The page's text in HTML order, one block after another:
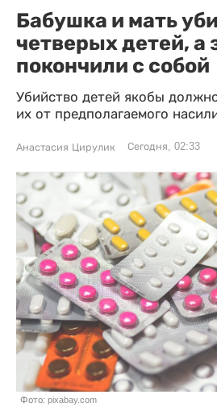
Бабушка и мать
четверых детей, а
покончили с собой
Убийство детей якобы
их от предполагаемого
Анастасия Цирулик Сегодня, 02:33
Фото: pixabay.com